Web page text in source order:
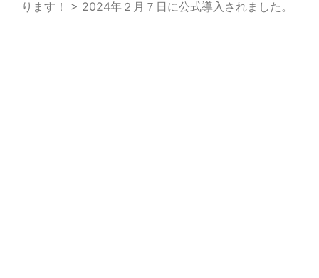
ります！ > 2024年２月７日に公式導入されました。